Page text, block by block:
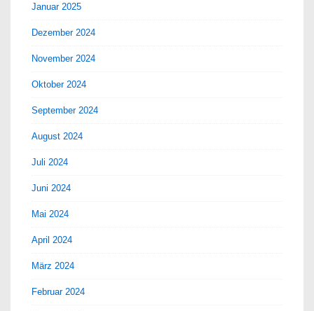
Januar 2025
Dezember 2024
November 2024
Oktober 2024
September 2024
August 2024
Juli 2024
Juni 2024
Mai 2024
April 2024
März 2024
Februar 2024